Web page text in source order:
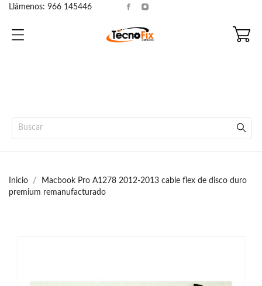
Llámenos: 966 145446
Inicio
Macbook Pro A1278 2012-2013 cable flex de disco duro
premium remanufacturado